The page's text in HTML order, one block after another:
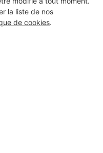
la liste de nos
de cookies.